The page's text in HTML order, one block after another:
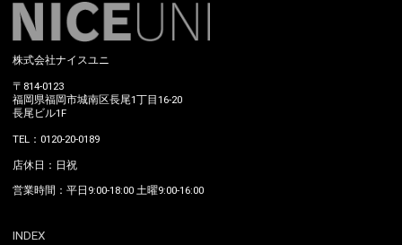
株式会社ナイスユニ
〒814-0123
福岡県福岡市城南区長尾1丁目16-20
長尾ビル1F
TEL：0120-20-0189
店休日：日祝
営業時間：平日9:00-18:00 土曜9:00-16:00
INDEX